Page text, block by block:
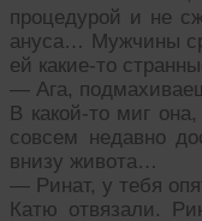
процедурой и не
ануса… Мужчины
ей какие-то
— Ага,
В какой-то миг
совсем недавно
внизу живота…
— Ринат, у тебя
Катю отвязали.